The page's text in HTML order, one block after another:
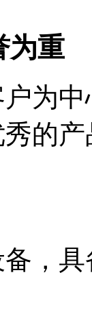
为重
为
的
，